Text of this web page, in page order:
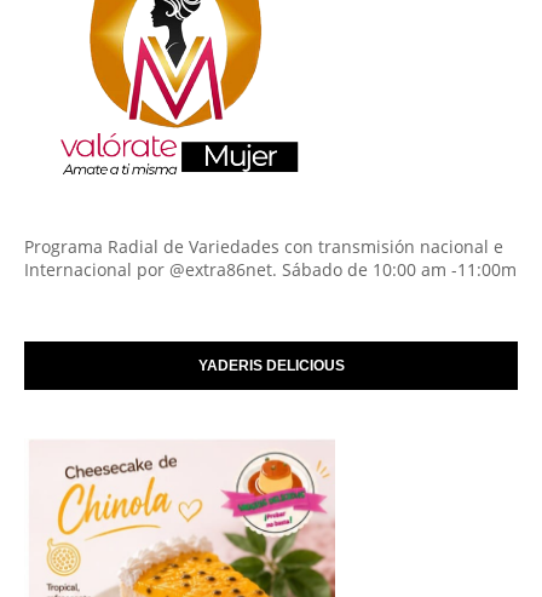
Programa Radial de Variedades con transmisión nacional e
Internacional por @extra86net. Sábado de 10:00 am -11:00m
YADERIS DELICIOUS